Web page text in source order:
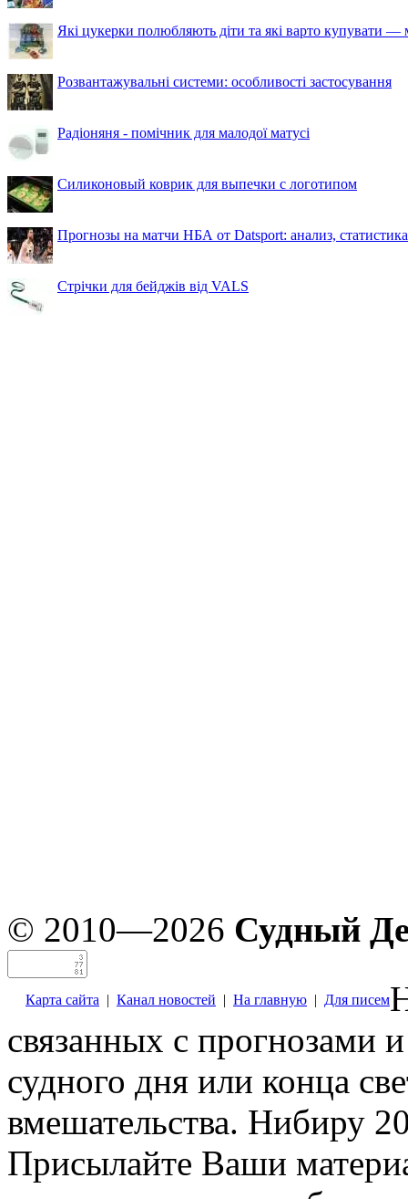
Які цукерки полюбляють діти та які варто купувати —
Розвантажувальні системи: особливості застосування
Радіоняня - помічник для малодої матусі
Силиконовый коврик для выпечки с логотипом
Прогнозы на матчи НБА от Datsport: анализ,
Стрічки для бейджів від VALS
© 2010—2026 Судный
Карта сайта | Канал новостей | На главную | Для писем
связанных с прогнозами
судного дня или конца
вмешательства. Нибиру
Присылайте Ваши